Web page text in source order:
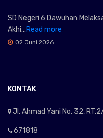
SD Negeri 6 Dawuhan
Akhi...Read more
02 Juni 2026
KONTAK
Jl. Ahmad Yani No. 32,
671818